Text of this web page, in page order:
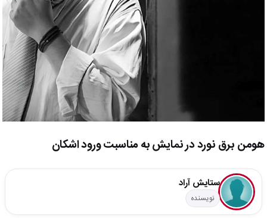
هومن برق نورد در نمایش به مناسبت ورود اشکان
ستایش آراد
نویسنده